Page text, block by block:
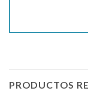
PRODUCTOS